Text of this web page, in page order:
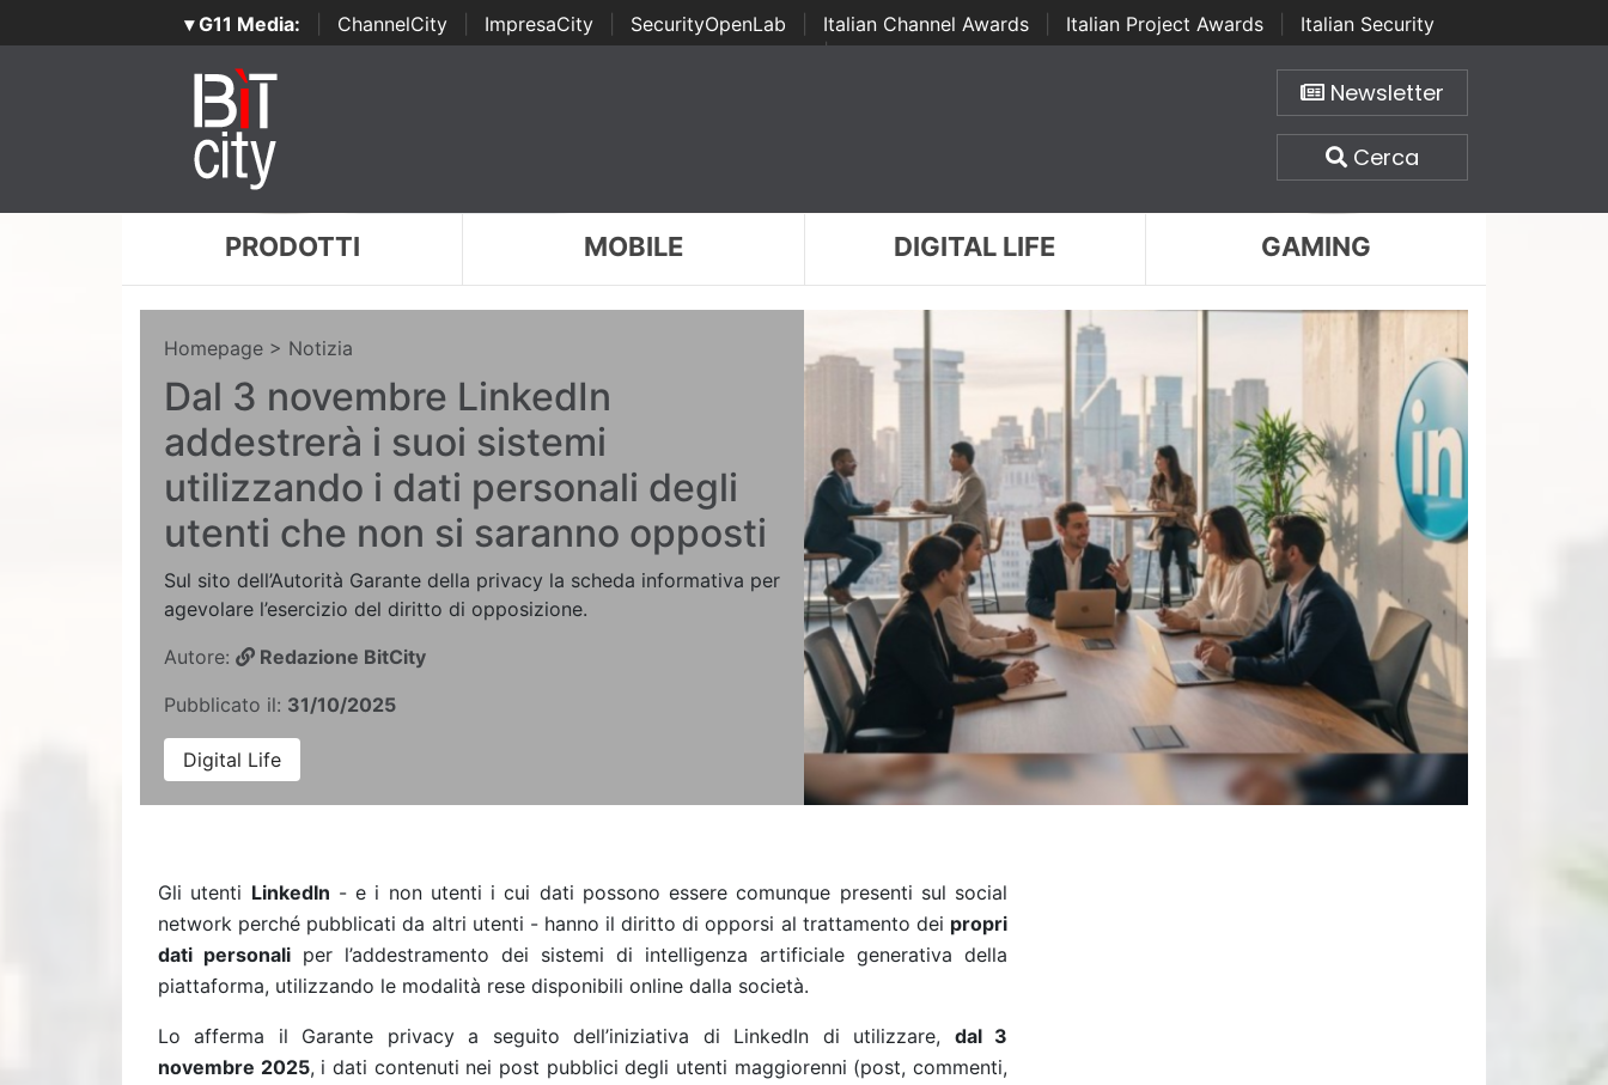
▾ G11 Media: ChannelCity ImpresaCity SecurityOpenLab Italian Channel Awards Italian Project Awards
Italian Security
Awards | ...
Newsletter
Cerca
PRODOTTI MOBILE DIGITAL LIFE GAMING
Homepage > Notizia
Dal 3 novembre LinkedIn
addestrerà i suoi sistemi
utilizzando i dati personali degli
utenti che non si saranno opposti
Sul sito dell’Autorità Garante della privacy la scheda informativa per
agevolare l’esercizio del diritto di opposizione.
Autore:
Redazione BitCity
Pubblicato il: 31/10/2025
Digital Life
Gli utenti LinkedIn - e i non utenti i cui dati possono essere comunque presenti sul social
network perché pubblicati da altri utenti - hanno il diritto di opporsi al trattamento dei propri
dati personali per l’addestramento dei sistemi di intelligenza artificiale generativa della
piattaforma, utilizzando le modalità rese disponibili online dalla società.
Lo afferma il Garante privacy a seguito dell’iniziativa di LinkedIn di utilizzare, dal 3
novembre 2025, i dati contenuti nei post pubblici degli utenti maggiorenni (post, commenti,